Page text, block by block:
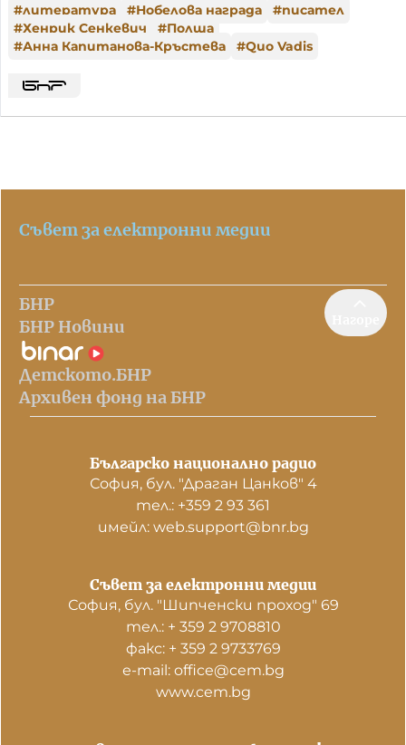
#литература #Нобелова награда #писател
#Хенрик Сенкевич #Полша
#Анна Капитанова-Кръстева #Quo Vadis
Съвет за електронни медии
БНР
БНР Новини
Детското.БНР
Архивен фонд на БНР
Българско национално радио
София, бул. "Драган Цанков" 4
тел.: +359 2 93 361
имейл: web.support@bnr.bg
Съвет за електронни медии
София, бул. "Шипченски проход" 69
тел.: + 359 2 9708810
факс: + 359 2 9733769
е-mail: office@cem.bg
www.cem.bg